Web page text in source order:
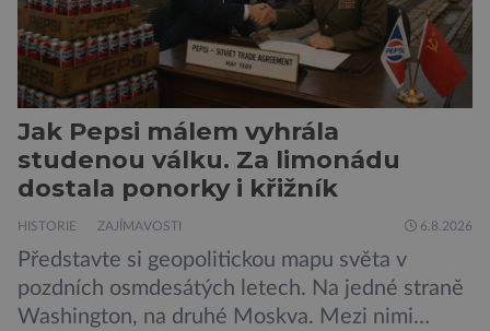
Jak Pepsi málem vyhrála
studenou válku. Za limonádu
dostala ponorky i křižník
HISTORIE ZAJÍMAVOSTI 6.8.2026
Představte si geopolitickou mapu světa v
pozdních osmdesátých letech. Na jedné straně
Washington, na druhé Moskva. Mezi nimi